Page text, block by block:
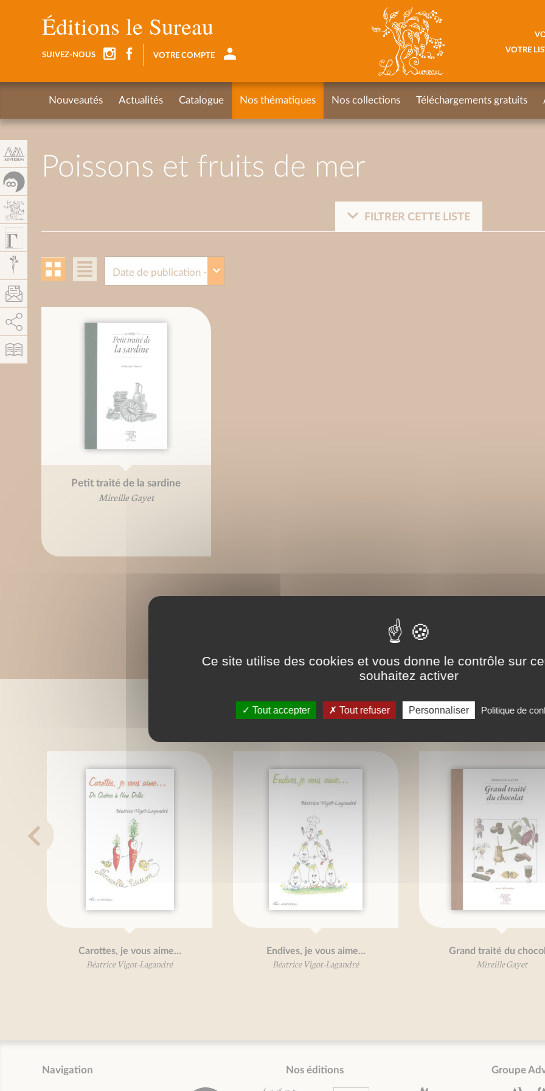
Poissons et fruits de mer
FILTRER CETTE LISTE
Petit traité de la sardine
Mireille Gayet
CONNAISSEZ-VOUS
Carottes, je vous aime...
Béatrice Vigot-Lagandré
Endives, je vous aime...
Béatrice Vigot-Lagandré
Grand traité du
Mireille Gayet
Navigation Nos éditions Groupe
Éditions le Sureau
SUIVEZ-NOUS VOTRE COMPTE
VOTRE
Nouveautés Actualités Catalogue Nos thématiques Nos collections Téléchargements gratuits
Autoriser
Ce site utilise des cookies et vous donne le contrôle sur
souhaitez activer
Tout accepter Tout refuser Personnaliser Politique de